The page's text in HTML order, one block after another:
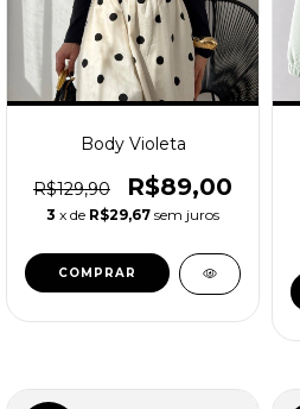
Body Violeta
R$129,90 R$89,00
3 x de R$29,67 sem juros
COMPRAR